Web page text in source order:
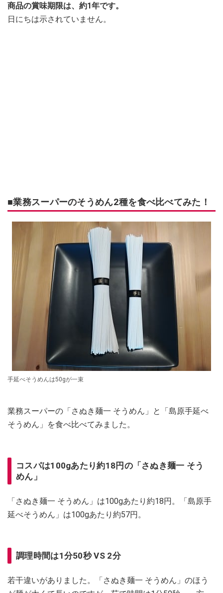
商品の賞味期限は、約1年です。
日にちは示されていません。
■業務スーパーのそうめん2種を食べ比べてみた！
手延べそうめんは50gが一束
業務スーパーの「さぬき麺一 そうめん」と「島原手延べ
そうめん」を食べ比べてみました。
コスパは100gあたり約18円の「さぬき麺一 そう
めん」
「さぬき麺一 そうめん」は100gあたり約18円。「島原手
延べそうめん」は100gあたり約57円。
調理時間は1分50秒 VS 2分
若干違いがありました。「さぬき麺一 そうめん」のほう